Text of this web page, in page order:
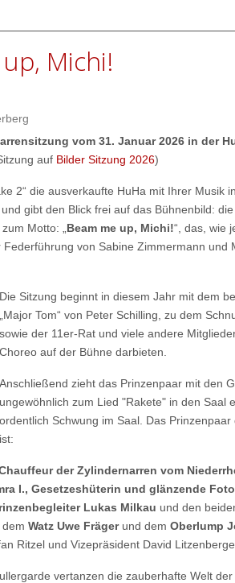
Michi!
vom 31. Januar 2026 in der
auf Bilder Sitzung 2026)
2“ die ausverkaufte HuHa mit Ihrer Musik
gibt den Blick frei auf das Bühnenbild:
Motto: „ Beam me up, Michi!“, das, wie
Federführung von Sabine Zimmermann und
Die Sitzung beginnt in diesem Jahr mit dem
„Major Tom“ von Peter Schilling, zu dem
sowie der 11er-Rat und viele andere
Choreo auf der Bühne darbieten.
Anschließend zieht das Prinzenpaar mit den
ungewöhnlich zum Lied "Rakete" in den Saal
ordentlich Schwung im Saal. Das
ist:
der Zylindernarren vom
I., Gesetzeshüterin und glänzende
Lukas Milkau und den
Watz Uwe Frägerund dem Oberlump
Ritzel und Vizepräsident David
vertanzen die zauberhafte Welt